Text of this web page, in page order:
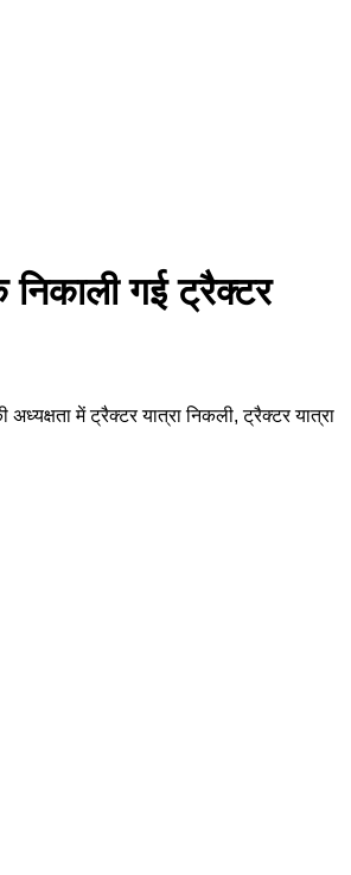
निकाली गई ट्रैक्टर
में ट्रैक्टर यात्रा निकली, ट्रैक्टर यात्रा